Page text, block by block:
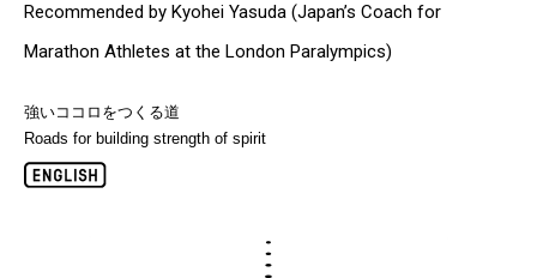
Recommended by Kyohei Yasuda (Japan’s Coach for
Marathon Athletes at the London Paralympics)
強いココロをつくる道
Roads for building strength of spirit